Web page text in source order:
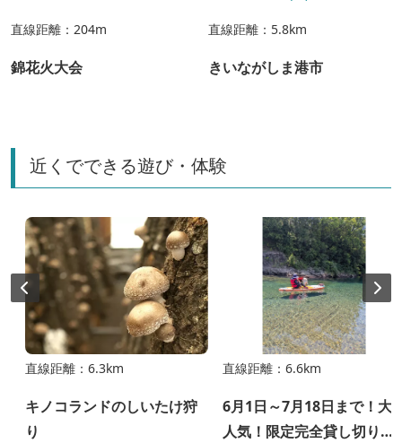
直線距離：204m
錦花火大会
直線距離：5.8km
きいながしま港市
近くでできる遊び・体験
直線距離：6.3km
キノコランドのしいたけ狩
り
直線距離：6.6km
6月1日～7月18日まで！大
人気！限定完全貸し切りド